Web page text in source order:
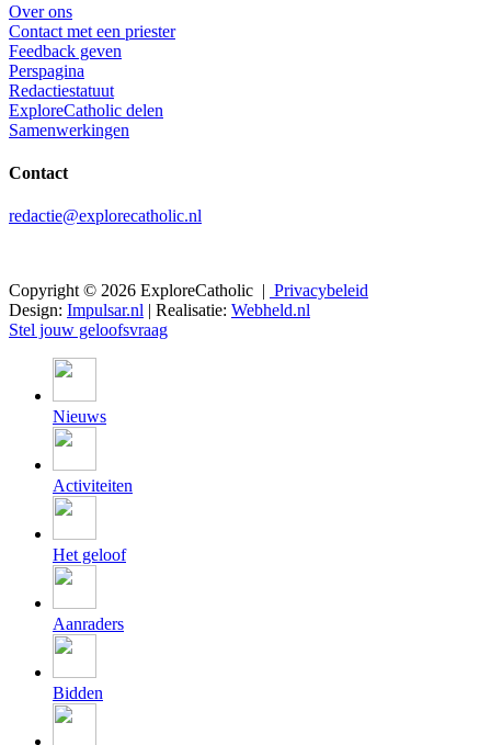
Over ons
Contact met een priester
Feedback geven
Perspagina
Redactiestatuut
ExploreCatholic delen
Samenwerkingen
Contact
redactie@explorecatholic.nl
Copyright © 2026 ExploreCatholic | Privacybeleid
Design: Impulsar.nl | Realisatie: Webheld.nl
Stel jouw geloofsvraag
Nieuws
Activiteiten
Het geloof
Aanraders
Bidden